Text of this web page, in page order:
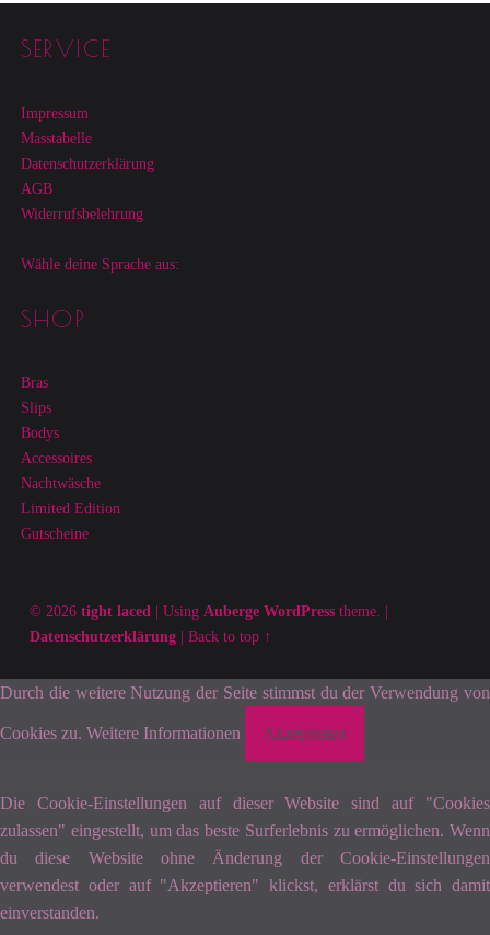
Footer sidebar
SERVICE
Impressum
Masstabelle
Datenschutzerklärung
AGB
Widerrufsbelehrung
Wähle deine Sprache aus:
SHOP
Bras
Slips
Bodys
Accessoires
Nachtwäsche
Limited Edition
Gutscheine
© 2026 tight laced | Using Auberge WordPresstheme. |
Datenschutzerklärung | Back to top ↑
Durch die weitere Nutzung der Seite stimmst du der Verwendung von
Cookies zu. Weitere Informationen Akzeptieren
Die Cookie-Einstellungen auf dieser Website sind auf "Cookies
zulassen" eingestellt, um das beste Surferlebnis zu ermöglichen. Wenn
du diese Website ohne Änderung der Cookie-Einstellungen
verwendest oder auf "Akzeptieren" klickst, erklärst du sich damit
einverstanden.